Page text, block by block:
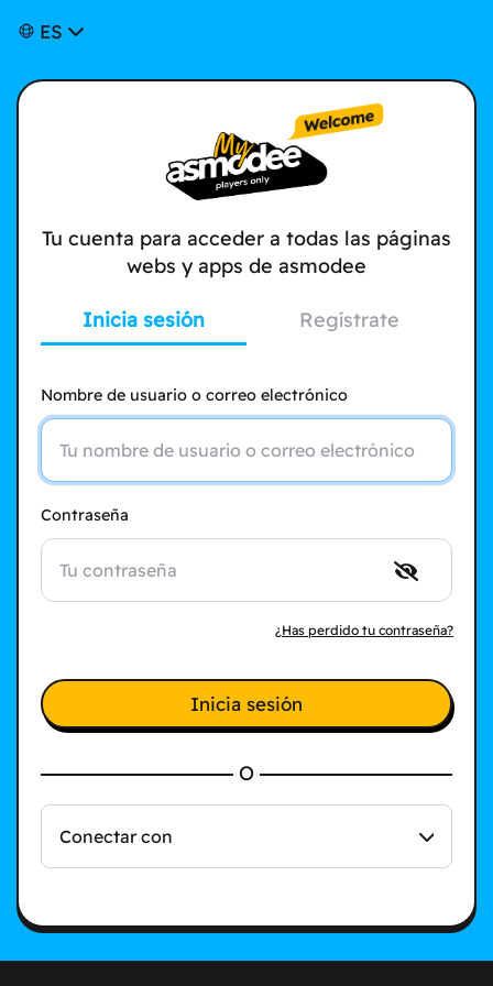
ES
Tu cuenta para acceder a todas las páginas
webs y apps de asmodee
Inicia sesión Regístrate
Nombre de usuario o correo electrónico
Contraseña
¿Has perdido tu contraseña?
Inicia sesión
O
Conectar con